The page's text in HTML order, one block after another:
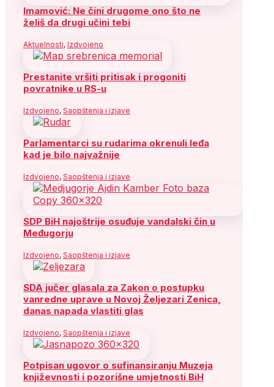
Imamović: Ne čini drugome ono što ne
želiš da drugi učini tebi
Aktuelnosti, Izdvojeno
Prestanite vršiti pritisak i progoniti
povratnike u RS-u
Izdvojeno, Saopštenja i izjave
Parlamentarci su rudarima okrenuli leđa
kad je bilo najvažnije
Izdvojeno, Saopštenja i izjave
SDP BiH najoštrije osuđuje vandalski čin u
Međugorju
Izdvojeno, Saopštenja i izjave
SDA jučer glasala za Zakon o postupku
vanredne uprave u Novoj Željezari Zenica,
danas napada vlastiti glas
Izdvojeno, Saopštenja i izjave
Potpisan ugovor o sufinansiranju Muzeja
književnosti i pozorišne umjetnosti BiH